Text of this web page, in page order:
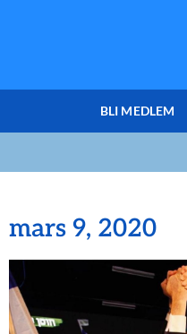
BLI MEDLEM
mars 9, 2020